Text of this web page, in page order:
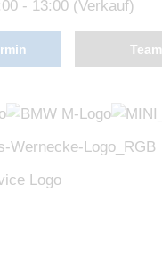
- 13:00 (Verkauf)
Team